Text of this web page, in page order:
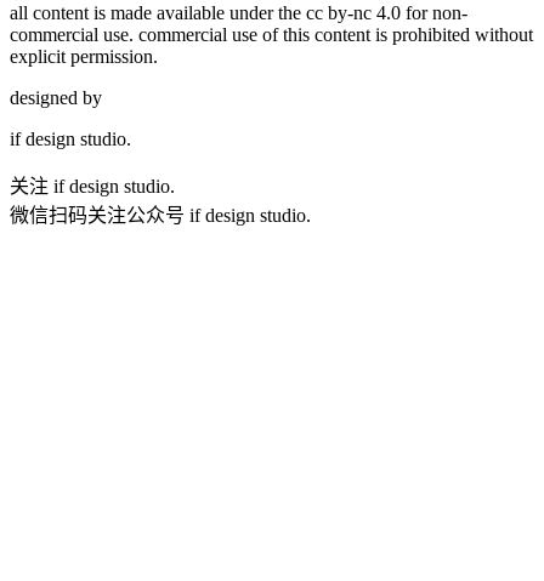
all content is made available under the cc by-nc 4.0 for non-
commercial use. commercial use of this content is prohibited without
explicit permission.
designed by
if design studio.
关注 if design studio.
微信扫码关注公众号 if design studio.